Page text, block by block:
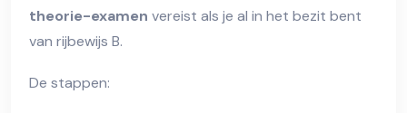
theorie-examen vereist als je al in het bezit bent
van rijbewijs B.
De stappen: